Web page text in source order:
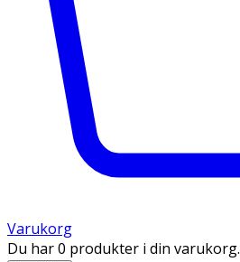
Varukorg
Du har 0 produkter i din varukorg.